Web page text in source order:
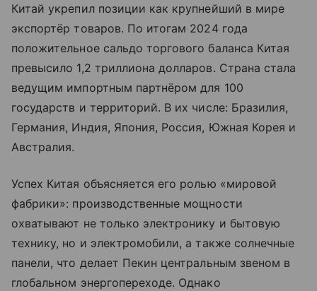
Китай укрепил позиции как крупнейший в мире
экспортёр товаров. По итогам 2024 года
положительное сальдо торгового баланса Китая
превысило 1,2 триллиона долларов. Страна стала
ведущим импортным партнёром для 100
государств и территорий. В их числе: Бразилия,
Германия, Индия, Япония, Россия, Южная Корея и
Австралия.
Успех Китая объясняется его ролью «мировой
фабрики»: производственные мощности
охватывают не только электронику и бытовую
технику, но и электромобили, а также солнечные
панели, что делает Пекин центральным звеном в
глобальном энергопереходе. Однако